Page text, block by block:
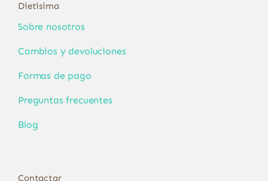
Dietisima
Sobre nosotros
Cambios y devoluciones
Formas de pago
Preguntas frecuentes
Blog
Contactar